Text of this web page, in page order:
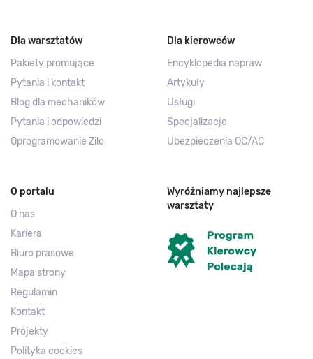
Dla warsztatów
Pakiety promujące
Pytania i kontakt
Blog dla mechaników
Pytania i odpowiedzi
Oprogramowanie Zilo
Dla kierowców
Encyklopedia napraw
Artykuły
Usługi
Specjalizacje
Ubezpieczenia OC/AC
O portalu
O nas
Kariera
Biuro prasowe
Mapa strony
Regulamin
Kontakt
Projekty
Polityka cookies
Wyróżniamy najlepsze
warsztaty